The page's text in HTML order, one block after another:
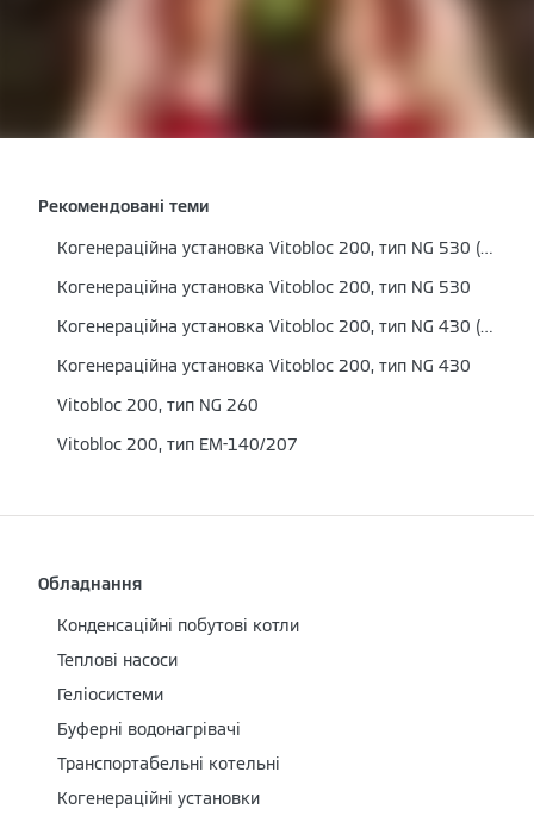
Рекомендовані теми
Когенераційна установка Vitobloc 200, тип NG 530 (SCR)
Когенераційна установка Vitobloc 200, тип NG 530
Когенераційна установка Vitobloc 200, тип NG 430 (SCR)
Когенераційна установка Vitobloc 200, тип NG 430
Vitobloc 200, тип NG 260
Vitobloc 200, тип EM-140/207
Обладнання
Конденсаційні побутові котли
Теплові насоси
Геліосистеми
Буферні водонагрівачі
Транспортабельні котельні
Когенераційні установки